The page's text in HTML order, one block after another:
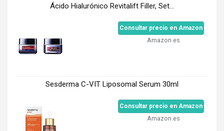
Ácido Hialurónico Revitalift Filler, Set...
Consultar precio en Amazon
Amazon.es
Sesderma C-VIT Liposomal Serum 30ml
Consultar precio en Amazon
Amazon.es